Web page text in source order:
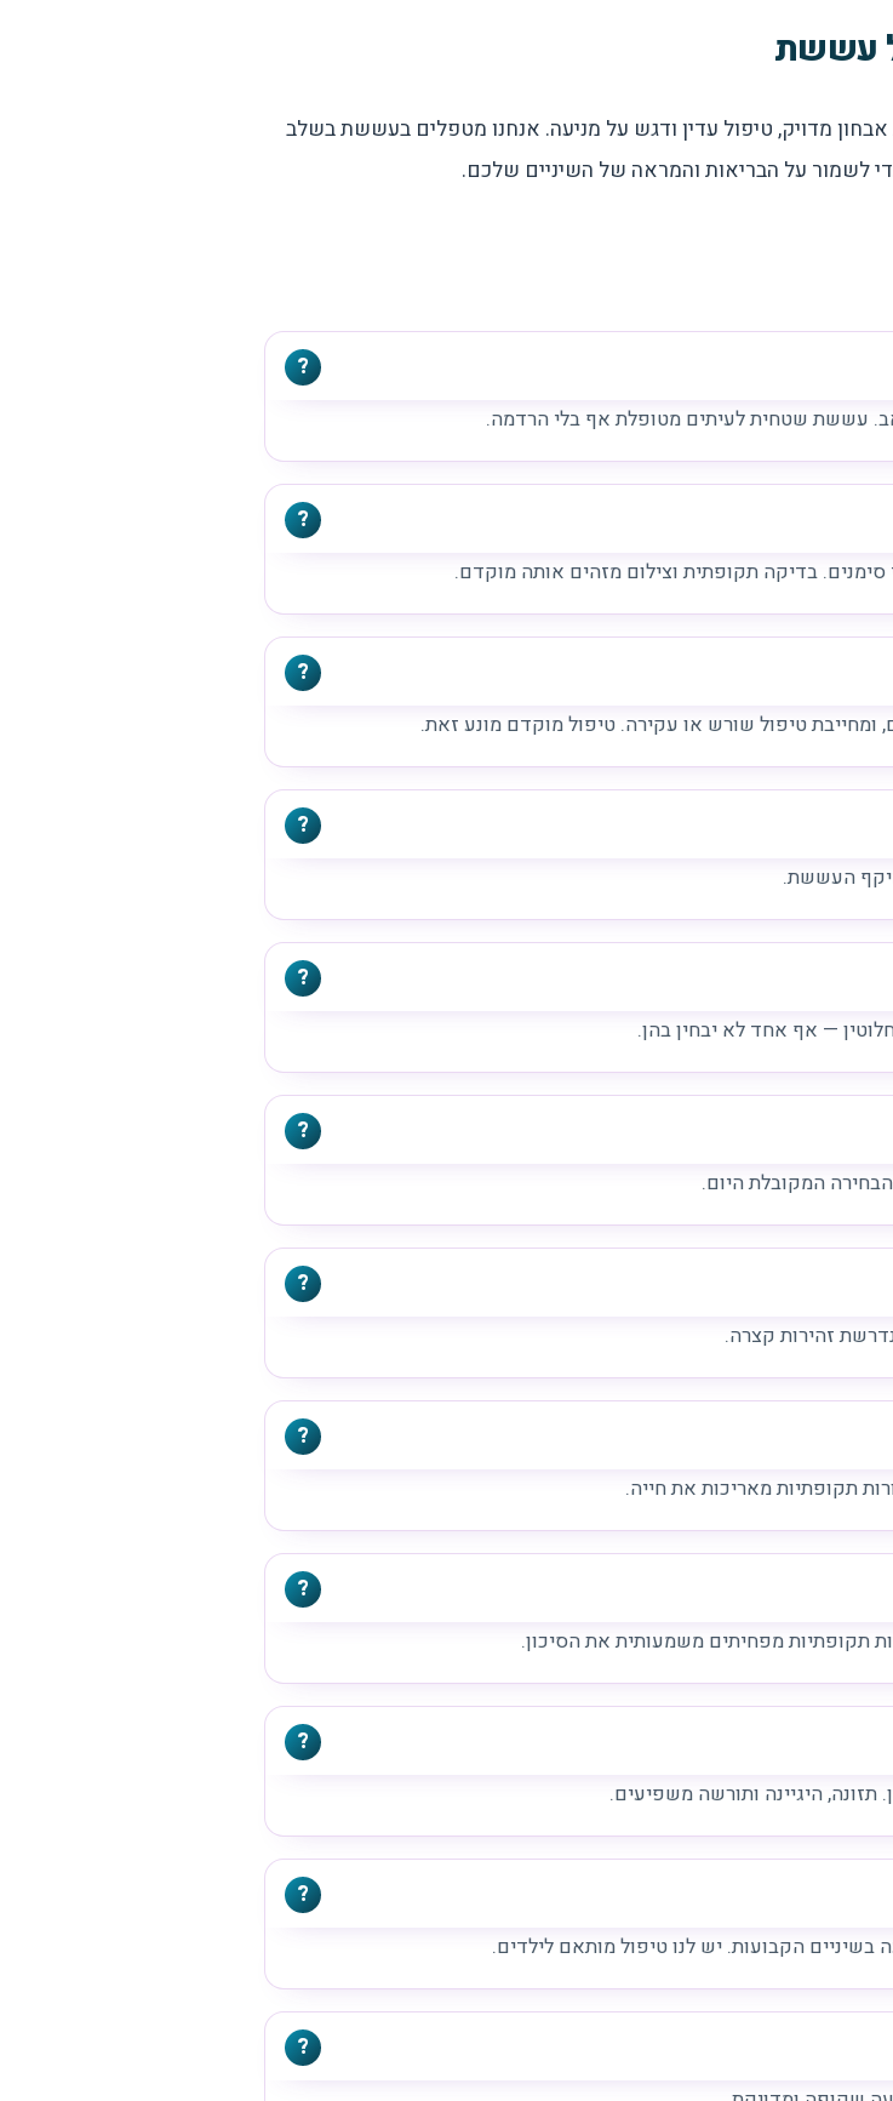
עששת
מדויק, טיפול עדין ודגש על מניעה. אנחנו מטפלים בעששת בשלב
לשמור על הבריאות והמראה של השיניים שלכם.
עששת שטחית לעיתים מטופלת אף בלי הרדמה.
בדיקה תקופתית וצילום מזהים אותה מוקדם.
טיפול שורש או עקירה. טיפול מוקדם מונע זאת.
העששת.
— אף אחד לא יבחין בהן.
המקובלת היום.
זהירות קצרה.
תקופתיות מאריכות את חייה.
תקופתיות מפחיתים משמעותית את הסיכון.
היגיינה ותורשה משפיעים.
הקבועות. יש לנו טיפול מותאם לילדים.